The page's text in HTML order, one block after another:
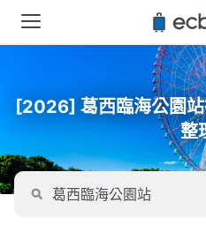
[2026] 葛西臨海公園
整